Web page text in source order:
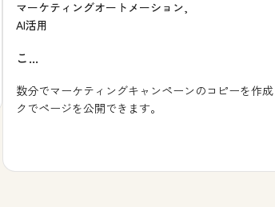
マーケティングオートメーション,
AI活用
こ...
数分でマーケティングキャンペーンのコピーを作
クでページを公開できます。